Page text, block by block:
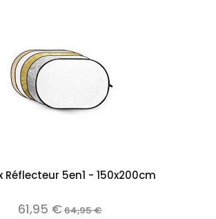
Réflecteur 5en1 - 150x200cm
61,95 €64,95 €